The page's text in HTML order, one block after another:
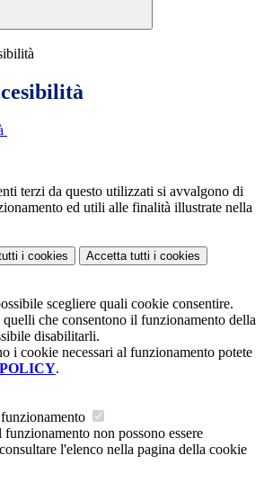
terzi da questo utilizzati si avvalgono di
ed utili alle finalità illustrate nella
i cookies Accetta tutti i cookies
scegliere quali cookie consentire.
che consentono il funzionamento della
disabilitarli.
i cookie necessari al funzionamento potete
.
non possono essere
l'elenco nella pagina della cookie